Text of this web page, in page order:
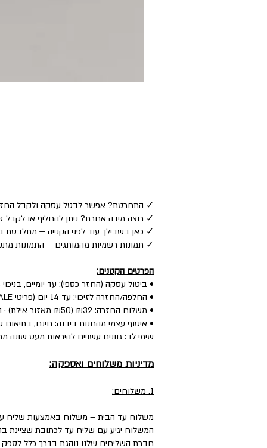
✓ התחרטת? אפשר לבטל עסקה ולקבל החזר כספי
✓ רוצה מידה אחרת? ניתן להחליף או לקבל זיכוי —
✓ כאן בשבילך עוד לפני הקנייה — מתלבטת
✓ תמונות רשמיות מהמותגים — התמונות
הפרטים הקטנים:
• ביטול עסקה (החזר כספי): עד יומיים, בניכוי 5% לפי חוק.
• החלפה/החזרה לזיכוי: עד 14 יום (פריטי SALE: עד יומיים) — הפריט חדש, עם התווית, ללא שימוש.
• משלוח החזרה: ₪32 (₪50 מאזור אילת) · החלפה: ₪60 (כולל איסוף + משלוח חדש).
• איסוף עצמי מהחנות ביבנה: חינם, בתיאום
שימי לב: גוונים עשויים להיראות מעט שונה
מדיניות משלוחים ואספקה:
1. משלוחים:
משלוח עד הבית – משלוח באמצעות שליח
המשלוח יגיע עם שליח עד לכתובת שציינת
חברת השליחים שלנו נוהגת בדרך כלל לספק את המשלוחים עד 3 ימי עסקים, וליישובים,